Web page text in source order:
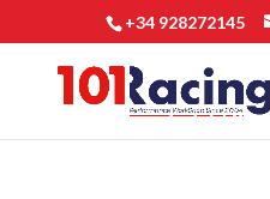
+34 928272145